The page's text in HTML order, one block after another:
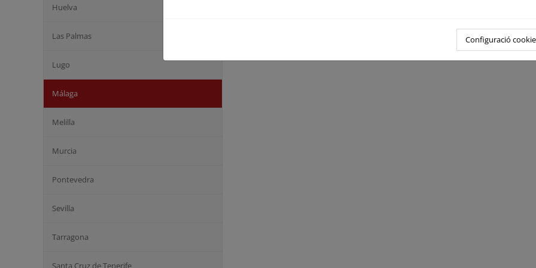
Huelva
Las Palmas
Lugo
Málaga
Melilla
Murcia
Pontevedra
Sevilla
Tarragona
Santa Cruz de Tenerife
Configuració